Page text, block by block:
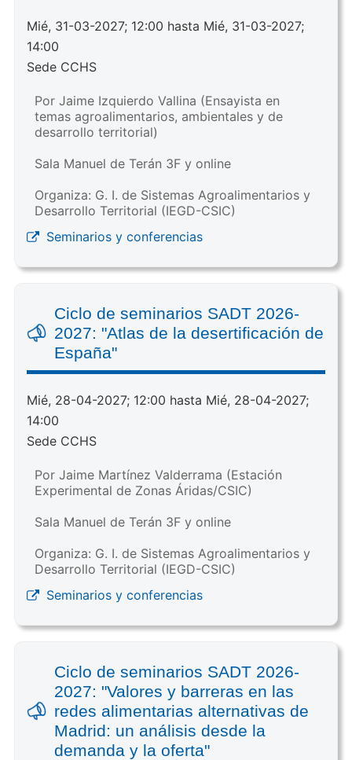
Mié, 31-03-2027; 12:00 hasta Mié, 31-03-2027;
14:00
Sede CCHS
Por Jaime Izquierdo Vallina (Ensayista en
temas agroalimentarios, ambientales y de
desarrollo territorial)
Sala Manuel de Terán 3F y online
Organiza: G. I. de Sistemas Agroalimentarios y
Desarrollo Territorial (IEGD-CSIC)
Seminarios y conferencias
Ciclo de seminarios SADT 2026-
2027: "Atlas de la desertificación de
España"
Mié, 28-04-2027; 12:00 hasta Mié, 28-04-2027;
14:00
Sede CCHS
Por Jaime Martínez Valderrama (Estación
Experimental de Zonas Áridas/CSIC)
Sala Manuel de Terán 3F y online
Organiza: G. I. de Sistemas Agroalimentarios y
Desarrollo Territorial (IEGD-CSIC)
Seminarios y conferencias
Ciclo de seminarios SADT 2026-
2027: "Valores y barreras en las
redes alimentarias alternativas de
Madrid: un análisis desde la
demanda y la oferta"